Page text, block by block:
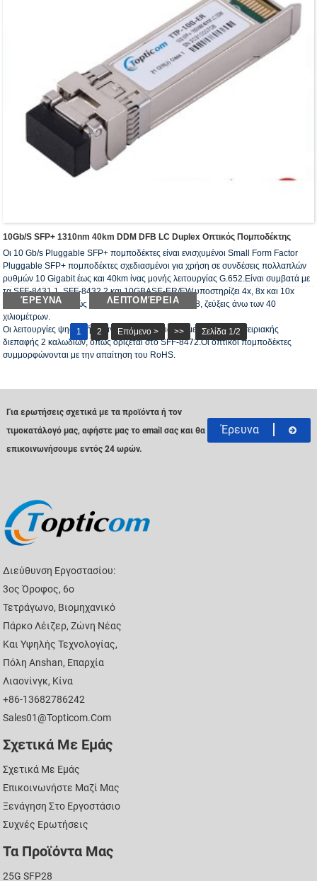
10Gb/s SFP+ 1310nm 40km DDM DFB LC Duplex Οπτικός Πομποδέκτης
Οι 10 Gb/s Pluggable SFP+ πομποδέκτες είναι ενισχυμένοι Small Form Factor
Pluggable SFP+ πομποδέκτες σχεδιασμένοι για χρήση σε συνδέσεις πολλαπλών
ρυθμών 10 Gigabit έως και 40km ίνας μονής λειτουργίας G.652.Είναι συμβατά με
τα SFF-8431 1, SFF-8432 2 και 10GBASE-ER/EW.υποστηρίζει 4x, 8x και 10x
Fiber Channel, καθώς και την επιλογή CPRI 2 έως 8, ζεύξεις άνω των 40
χιλιομέτρων.
Οι λειτουργίες ψηφιακής διάγνωσης είναι διαθέσιμες μέσω μιας σειριακής
διεπαφής 2 καλωδίων, όπως ορίζεται στο SFF-8472.Οι οπτικοί πομποδέκτες
συμμορφώνονται με την απαίτηση του RoHS.
ΈΡΕΥΝΑ ΛΕΠΤΟΜΈΡΕΙΑ
1 2 Επόμενο > >> Σελίδα 1/2
Για ερωτήσεις σχετικά με τα προϊόντα ή τον
τιμοκατάλογό μας, αφήστε μας το email σας και θα
επικοινωνήσουμε εντός 24 ωρών.
Έρευνα
Διεύθυνση Εργοστασίου:
3ος Όροφος, 6ο
Τετράγωνο, Βιομηχανικό
Πάρκο Λέιζερ, Ζώνη Νέας
Και Υψηλής Τεχνολογίας,
Πόλη Anshan, Επαρχία
Λιαονίνγκ, Κίνα
+86-13682786242
Sales01@topticom.com
Σχετικά Με Εμάς
Σχετικά Με Εμάς
Επικοινωνήστε Μαζί Μας
Ξενάγηση Στο Εργοστάσιο
Συχνές Ερωτήσεις
Τα Προϊόντα Μας
25G SFP28